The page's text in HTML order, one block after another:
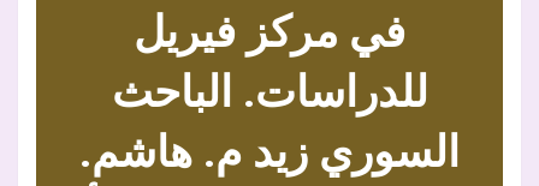
في مركز فيريل
للدراسات. الباحث
السوري زيد م. هاشم.